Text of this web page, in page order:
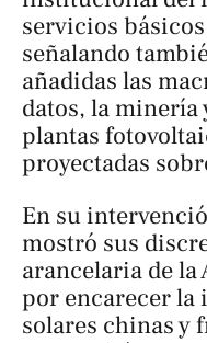
servicios
señalando
añadidas las
datos, la minería
plantas
proyectadas
En su
mostró sus
arancelaria de
por encarecer la
solares chinas y